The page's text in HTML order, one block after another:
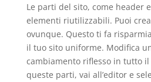
Le parti del sito, come header
elementi riutilizzabili. Puoi
ovunque. Questo ti fa
il tuo sito uniforme. Modifica
cambiamento riflesso in tutto il
queste parti, vai all’editor e